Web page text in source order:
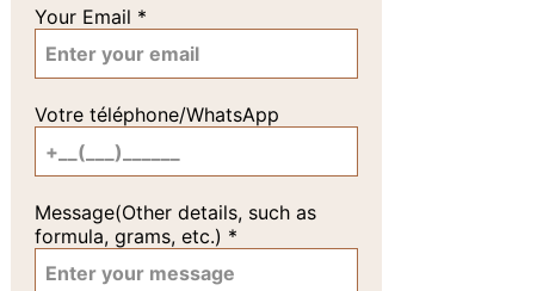
Your Email *
Votre téléphone/WhatsApp
Message(Other details, such as
formula, grams, etc.) *